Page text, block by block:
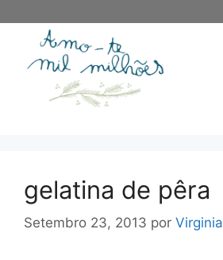
conteúdo
gelatina de pêra
Setembro 23, 2013 por Virginia